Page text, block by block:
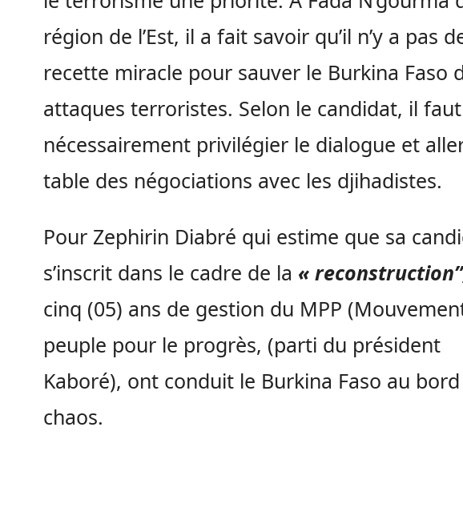
région de l’Est, il a fait savoir qu’il n’y a pas
recette miracle pour sauver le Burkina Faso
attaques terroristes. Selon le candidat, il faut
nécessairement privilégier le dialogue et
table des négociations avec les djihadistes.
Pour Zephirin Diabré qui estime que sa
s’inscrit dans le cadre de la « reconstruction”
cinq (05) ans de gestion du MPP
peuple pour le progrès, (parti du président
Kaboré), ont conduit le Burkina Faso au
chaos.